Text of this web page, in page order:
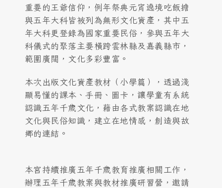
重要的王爺信仰，例年祭典元宵遶境吃飯擔
與五年大科皆被列為無形文化資產，其中五
年大科更登錄為國家重要民俗，參與五年大
科儀式的聚落主要橫跨雲林縣及嘉義縣市，
範圍廣闊，文化多彩豐富。
本次出版文化資產教材（小學篇），透過淺
顯易懂的課本、手冊、圖卡，讓學童有系統
認識五年千歲文化，藉由各式教案認識在地
文化與民俗知識，建立在地情感，創造與故
鄉的連結。
本宮持續推廣五年千歲教育推廣相關工作，
辦理五年千歲教案與教材推廣研習營，邀請